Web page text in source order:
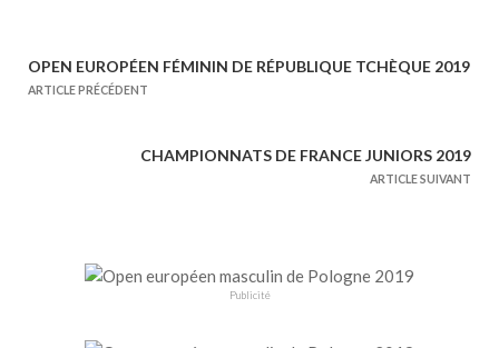
N
OPEN EUROPÉEN FÉMININ DE RÉPUBLIQUE TCHÈQUE 2019
ARTICLE PRÉCÉDENT
CHAMPIONNATS DE FRANCE JUNIORS 2019
ARTICLE SUIVANT
Publicité